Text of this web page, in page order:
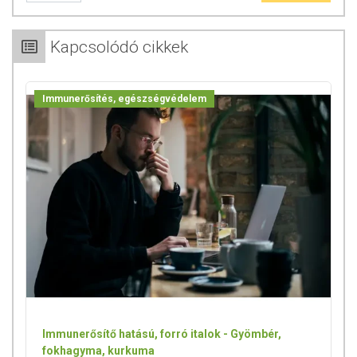
A termék vérhígítók melletti használatával kapcsolatban
A termék alkalmazható terhesség, és szoptatás időszakában.
ÖSSZETÉTEL
Összetevők:fermentált fekete fokhagyma (Allium sativum L.) gumó
kivonat- standardizált S-allil-cisztein tartalommal, csomósodást gátló
anyagok (kalcium-foszfátok, zsírsavak mono- és digliceridjei, szilícium-
dioxid, zsírsavak magnéziumsói), növényi kapszulahéj (hidroxipropil-
metil-cellulóz). *2 növényi kapszulában
Hatóanyag a napi adagban 1 kapszulában 2 kapszulában
Fermentált fekete fokhagyma
amelyből standardizált S-allil-
cisztein
400 mg 800 mg
Kapcsolódó cikkek
Immunerősítés, egészségvédelem
Immunerősítő hatású, forró italok - Gyömbér,
fokhagyma, kurkuma